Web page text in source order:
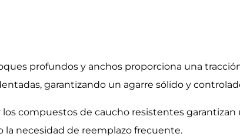
profundos y anchos proporciona una
garantizando un agarre sólido y
compuestos de caucho resistentes
la necesidad de reemplazo frecuente.